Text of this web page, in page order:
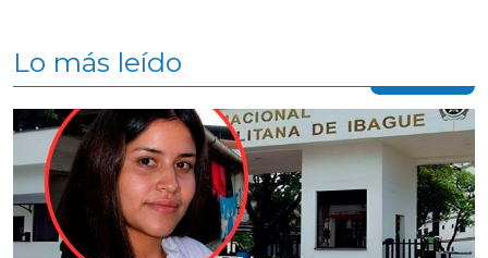
Lo más leído
Contenido multimedia principal